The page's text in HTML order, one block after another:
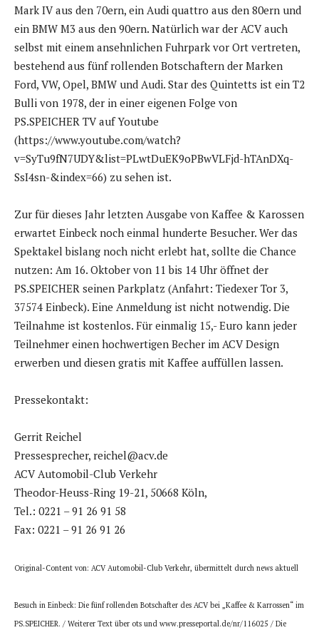
Mark IV aus den 70ern, ein Audi quattro aus den 80ern und
ein BMW M3 aus den 90ern. Natürlich war der ACV auch
selbst mit einem ansehnlichen Fuhrpark vor Ort vertreten,
bestehend aus fünf rollenden Botschaftern der Marken
Ford, VW, Opel, BMW und Audi. Star des Quintetts ist ein T2
Bulli von 1978, der in einer eigenen Folge von
PS.SPEICHER TV auf Youtube
(https://www.youtube.com/watch?
v=SyTu9fN7UDY&list=PLwtDuEK9oPBwVLFjd-hTAnDXq-
SsI4sn-&index=66) zu sehen ist.
Zur für dieses Jahr letzten Ausgabe von Kaffee & Karossen
erwartet Einbeck noch einmal hunderte Besucher. Wer das
Spektakel bislang noch nicht erlebt hat, sollte die Chance
nutzen: Am 16. Oktober von 11 bis 14 Uhr öffnet der
PS.SPEICHER seinen Parkplatz (Anfahrt: Tiedexer Tor 3,
37574 Einbeck). Eine Anmeldung ist nicht notwendig. Die
Teilnahme ist kostenlos. Für einmalig 15,- Euro kann jeder
Teilnehmer einen hochwertigen Becher im ACV Design
erwerben und diesen gratis mit Kaffee auffüllen lassen.
Pressekontakt:
Gerrit Reichel
Pressesprecher, reichel@acv.de
ACV Automobil-Club Verkehr
Theodor-Heuss-Ring 19-21, 50668 Köln,
Tel.: 0221 – 91 26 91 58
Fax: 0221 – 91 26 91 26
Original-Content von: ACV Automobil-Club Verkehr, übermittelt durch news aktuell
Besuch in Einbeck: Die fünf rollenden Botschafter des ACV bei „Kaffee & Karrossen“ im
PS.SPEICHER. / Weiterer Text über ots und www.presseportal.de/nr/116025 / Die